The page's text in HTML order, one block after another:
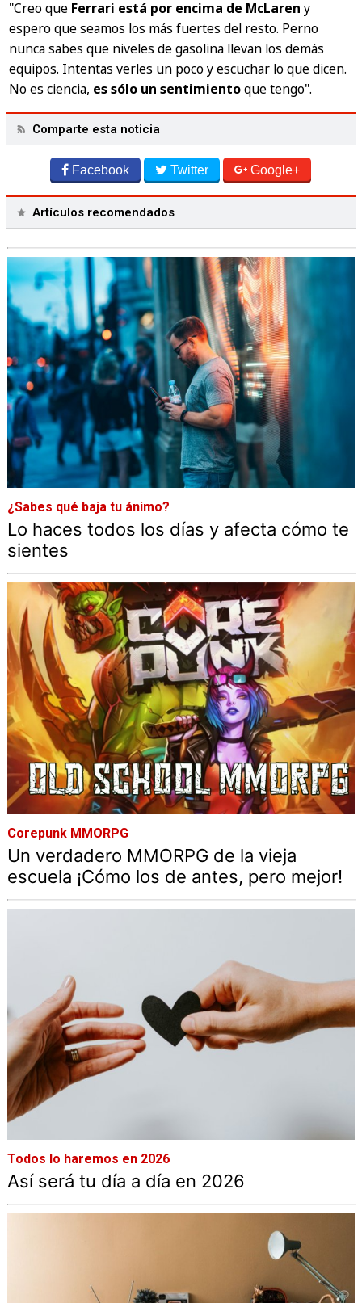
"Creo que Ferrari está por encima de McLareny
espero que seamos los más fuertes del resto. Perno
nunca sabes que niveles de gasolina llevan los demás
equipos. Intentas verles un poco y escuchar lo que dicen.
No es ciencia, es sólo un sentimientoque tengo".
Comparte esta noticia
Facebook Twitter Google+
Artículos recomendados
¿Sabes qué baja tu ánimo?
Lo haces todos los días y afecta cómo te
sientes
Corepunk MMORPG
Un verdadero MMORPG de la vieja
escuela ¡Cómo los de antes, pero mejor!
Todos lo haremos en 2026
Así será tu día a día en 2026